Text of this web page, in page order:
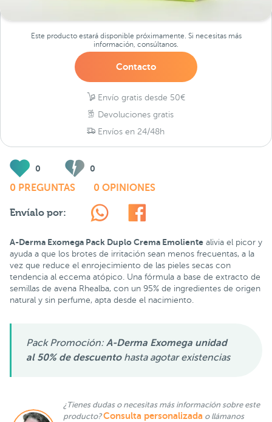
Este producto estará disponible próximamente. Si necesitas más
información, consúltanos.
Contacto
Envío gratis desde 50€
Devoluciones gratis
Envíos en 24/48h
0 0
0 PREGUNTAS 0 OPINIONES
Envíalo por:
A-Derma Exomega Pack Duplo Crema Emoliente alivia el picor y
ayuda a que los brotes de irritación sean menos frecuentas, a la
vez que reduce el enrojecimiento de las pieles secas con
tendencia al eccema atópico. Una fórmula a base de extracto de
semillas de avena Rhealba, con un 95% de ingredientes de origen
natural y sin perfume, apta desde el nacimiento.
Pack Promoción: A-Derma Exomega unidad
al 50% de descuento hasta agotar existencias
¿Tienes dudas o necesitas más información sobre este
producto?Consulta personalizada o llámanos